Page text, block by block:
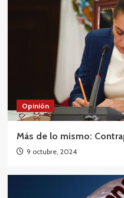
Opinión
Más de lo mismo:
9 octubre, 2024